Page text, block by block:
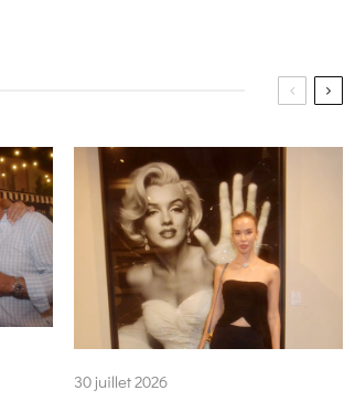
30 juillet 2026